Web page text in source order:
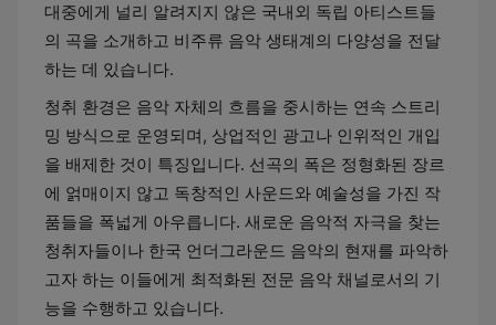
대중에게 널리 알려지지 않은 국내외 독립 아티스트들
의 곡을 소개하고 비주류 음악 생태계의 다양성을 전달
하는 데 있습니다.
청취 환경은 음악 자체의 흐름을 중시하는 연속 스트리
밍 방식으로 운영되며, 상업적인 광고나 인위적인 개입
을 배제한 것이 특징입니다. 선곡의 폭은 정형화된 장르
에 얽매이지 않고 독창적인 사운드와 예술성을 가진 작
품들을 폭넓게 아우릅니다. 새로운 음악적 자극을 찾는
청취자들이나 한국 언더그라운드 음악의 현재를 파악하
고자 하는 이들에게 최적화된 전문 음악 채널로서의 기
능을 수행하고 있습니다.